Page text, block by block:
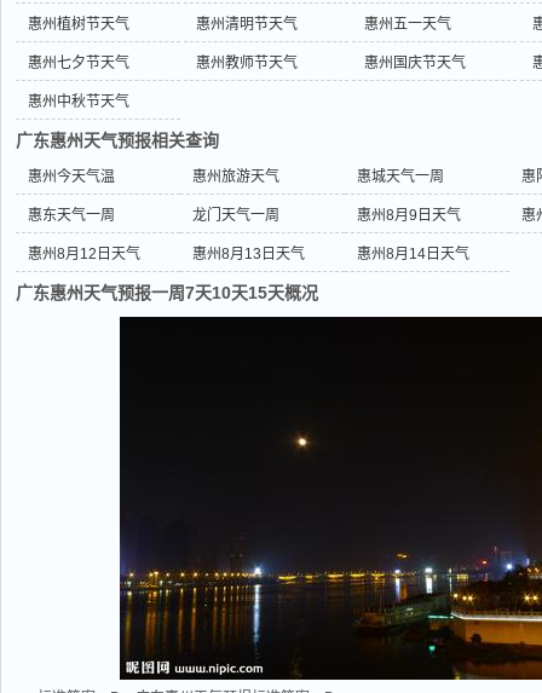
惠州植树节天气 惠州清明节天气 惠州五一天气
惠州七夕节天气 惠州教师节天气 惠州国庆节天气
惠州中秋节天气
广东惠州天气预报相关查询
惠州今天气温 惠州旅游天气 惠城天气一周 惠
惠东天气一周 龙门天气一周 惠州8月9日天气 惠
惠州8月12日天气 惠州8月13日天气 惠州8月14日天气
广东惠州天气预报一周7天10天15天概况